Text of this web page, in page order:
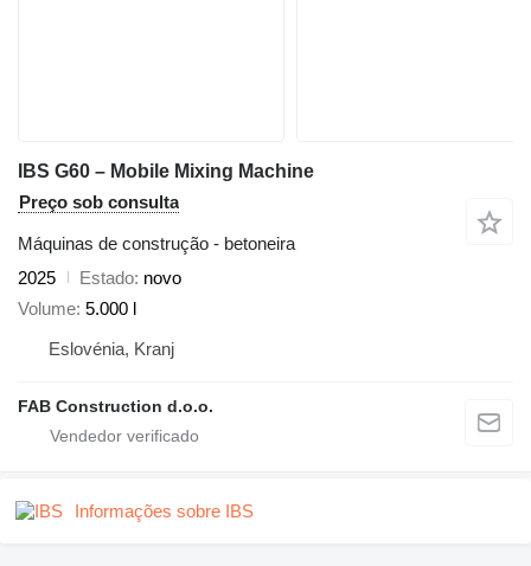
IBS G60 – Mobile Mixing Machine
Preço sob consulta
Máquinas de construção - betoneira
2025
Estado novo
Volume 5.000 l
Eslovénia, Kranj
FAB Construction d.o.o.
Informações sobre IBS